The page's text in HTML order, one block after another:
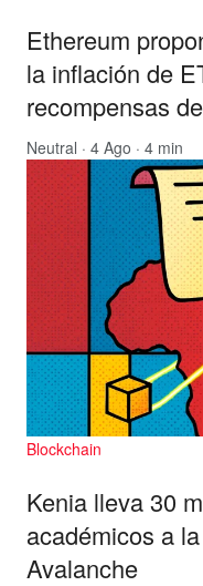
Ethereum
la inflación de
recompensas
Neutral · 4 Ago · 4 min
Blockchain
Kenia lleva 30
académicos a
Avalanche